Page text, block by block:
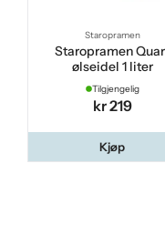
Staropramen
Staropramen
ølseidel 1 liter
Tilgjengelig
kr 219
Kjøp